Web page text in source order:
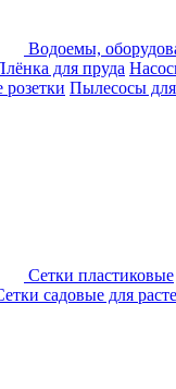
Водоемы,
для пруда
Пылесосы
Сетки пластиковые
садовые для